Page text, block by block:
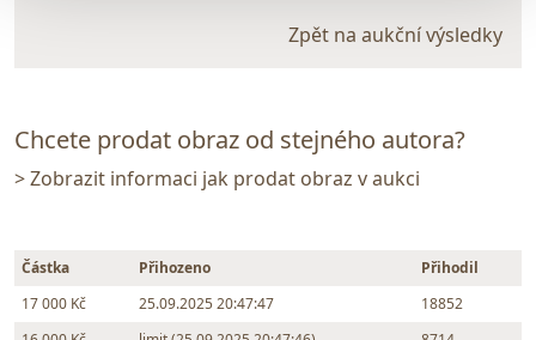
Zpět na aukční výsledky
Chcete prodat obraz od stejného autora?
> Zobrazit informaci jak prodat obraz v aukci
Částka Přihozeno
Přihodil
17 000 Kč
25.09.2025 20:47:47
18852